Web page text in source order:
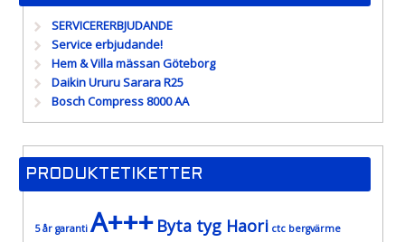
SERVICERERBJUDANDE
Service erbjudande!
Hem & Villa mässan Göteborg
Daikin Ururu Sarara R25
Bosch Compress 8000 AA
PRODUKTETIKETTER
5 år garanti A+++ Byta tyg Haori ctc bergvärme